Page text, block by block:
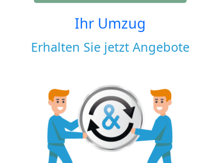
Ihr Umzug
Erhalten Sie jetzt Angebote